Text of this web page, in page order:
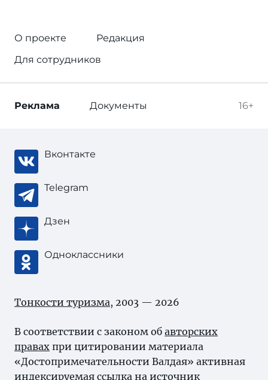
О проекте
Редакция
Для сотрудников
16+
Реклама Документы
Вконтакте
Telegram
Дзен
Одноклассники
Тонкости туризма, 2003 — 2026
В соответствии с законом об авторских
правах при цитировании материала
«Достопримечательности Валдая» активная
индексируемая ссылка на источник